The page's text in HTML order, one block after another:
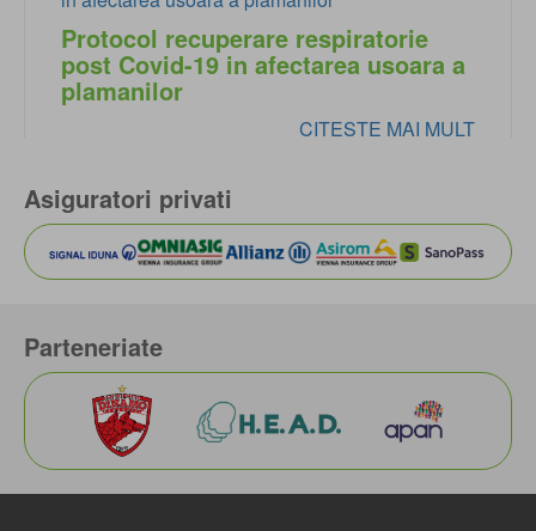
Protocol recuperare respiratorie
post Covid-19 in afectarea usoara a
plamanilor
CITESTE MAI MULT
Asiguratori privati
Parteneriate